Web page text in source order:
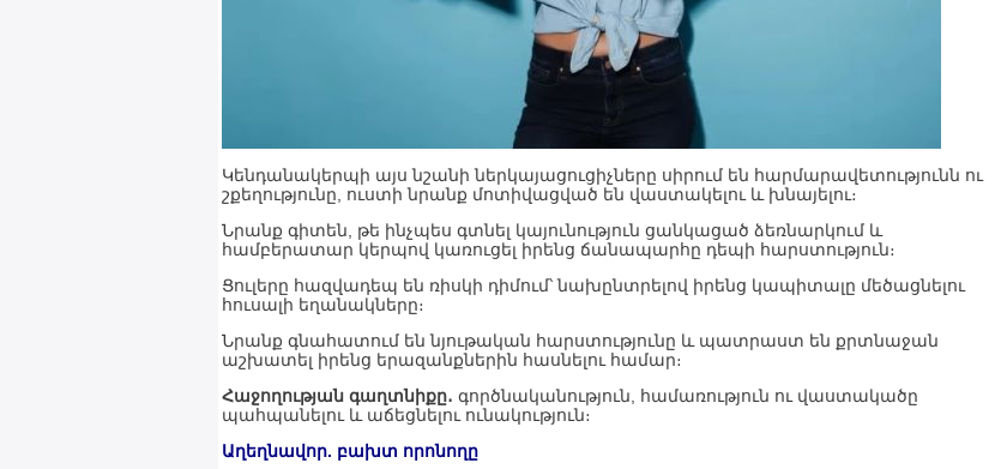
Կենդանակերպի այս նշանի ներկայացուցիչները սիրում են հարմարավետությունն ու
շքեղությունը, ուստի նրանք մոտիվացված են վաստակելու և խնայելու։
Նրանք գիտեն, թե ինչպես գտնել կայունություն ցանկացած ձեռնարկում և
համբերատար կերպով կառուցել իրենց ճանապարհը դեպի հարստություն։
Ցուլերը հազվադեպ են ռիսկի դիմում՝ նախընտրելով իրենց կապիտալը մեծացնելու
հուսալի եղանակները։
Նրանք գնահատում են նյութական հարստությունը և պատրաստ են քրտնաջան
աշխատել իրենց երազանքներին հասնելու համար։
Հաջողության գաղտնիքը․ գործնականություն, համառություն ու վաստակածը
պահպանելու և աճեցնելու ունակություն։
Աղեղնավոր. բախտ որոնողը